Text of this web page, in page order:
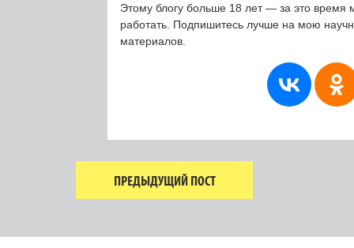
Этому блогу больше 18 лет — за это время
работать. Подпишитесь лучше на мою
материалов.
ПРЕДЫДУЩИЙ ПОСТ